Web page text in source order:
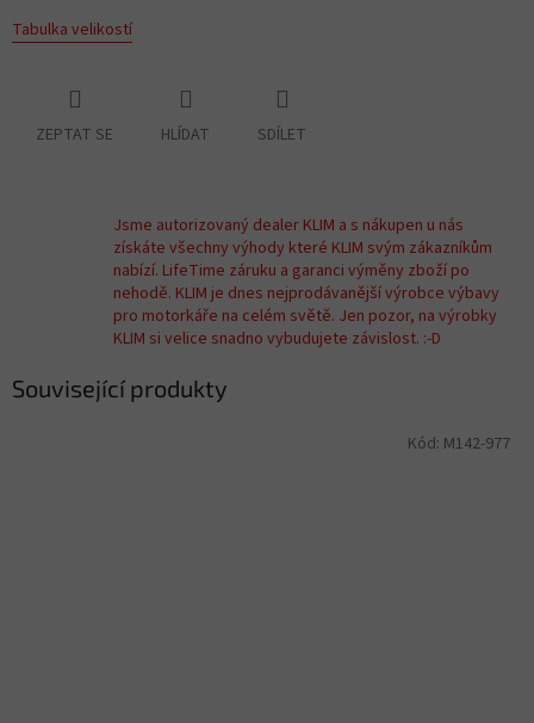
Tabulka velikostí
ZEPTAT SE HLÍDAT SDÍLET
Jsme autorizovaný dealer KLIM a s nákupen u nás
získáte všechny výhody které KLIM svým zákazníkům
nabízí. LifeTime záruku a garanci výměny zboží po
nehodě. KLIM je dnes nejprodávanější výrobce výbavy
pro motorkáře na celém světě. Jen pozor, na výrobky
KLIM si velice snadno vybudujete závislost. :-D
Související produkty
Kód: M142-977